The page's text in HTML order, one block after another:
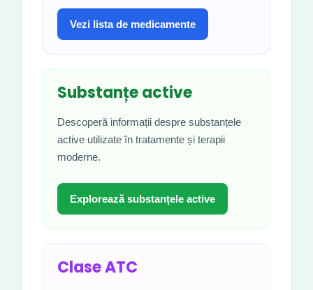
Vezi lista de medicamente
Substanțe active
Descoperă informații despre substanțele
active utilizate în tratamente și terapii
moderne.
Explorează substanțele active
Clase ATC